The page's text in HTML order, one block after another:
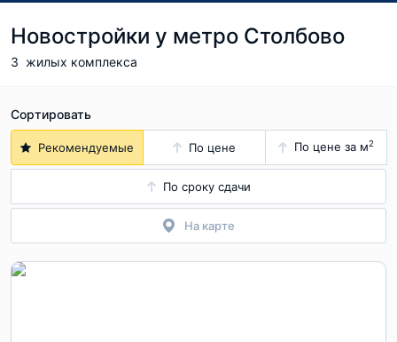
Новостройки у метро Столбово
3 жилых комплекса
Сортировать
Рекомендуемые По цене По цене за м2
По сроку сдачи
На карте